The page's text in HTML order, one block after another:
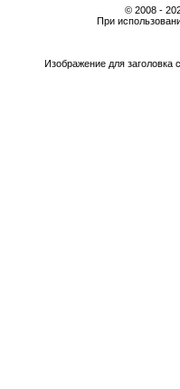
© 2008 -
При
Изображение для